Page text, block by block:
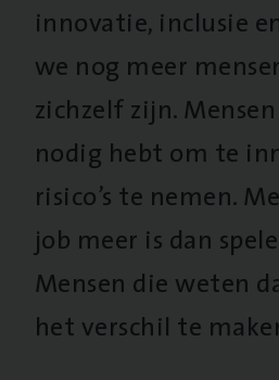
innovatie, inclusie
we nog meer
zichzelf zijn.
nodig hebt om te
risico’s te nemen.
job meer is dan
Mensen die weten
het verschil te